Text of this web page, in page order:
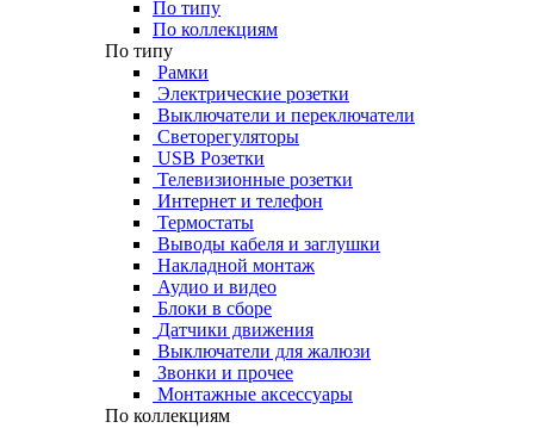
По типу
По коллекциям
По типу
Рамки
Электрические розетки
Выключатели и переключатели
Светорегуляторы
USB Розетки
Телевизионные розетки
Интернет и телефон
Термостаты
Выводы кабеля и заглушки
Накладной монтаж
Аудио и видео
Блоки в сборе
Датчики движения
Выключатели для жалюзи
Звонки и прочее
Монтажные аксессуары
По коллекциям